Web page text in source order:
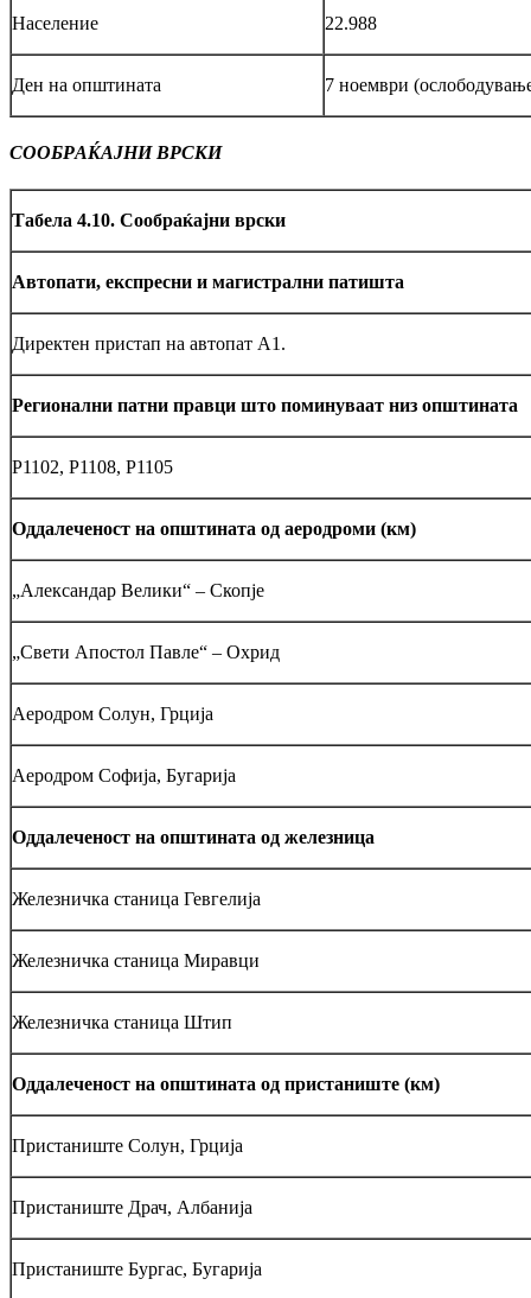
Население 22.988
Ден на општината 7 ноември
СООБРАЌАЈНИ ВРСКИ
Табела 4.10. Сообраќајни врски
Автопати, експресни и магистрални патишта
Директен пристап на автопат А1.
Регионални патни правци што поминуваат низ општината
Р1102, Р1108, Р1105
Оддалеченост на општината од аеродроми (км)
„Александар Велики“ – Скопје
„Свети Апостол Павле“ – Охрид
Аеродром Солун, Грција
Аеродром Софија, Бугарија
Оддалеченост на општината од железница
Железничка станица Гевгелија
Железничка станица Миравци
Железничка станица Штип
Оддалеченост на општината од пристаниште (км)
Пристаниште Солун, Грција
Пристаниште Драч, Албанија
Пристаниште Бургас, Бугарија